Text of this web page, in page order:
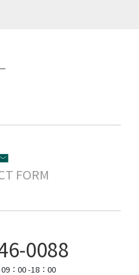
FORM
0088
：00 -18：00